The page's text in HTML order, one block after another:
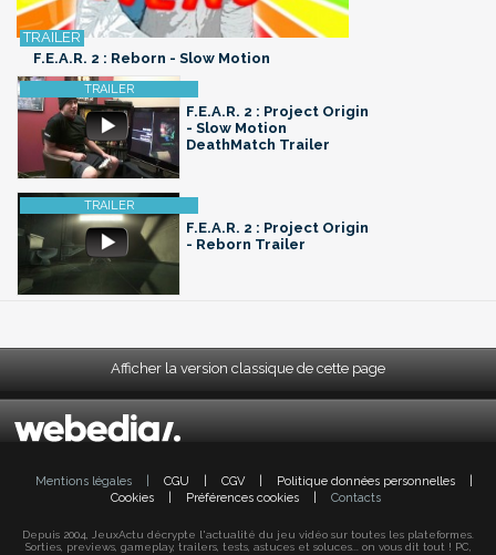
F.E.A.R. 2 : Reborn - Slow Motion
F.E.A.R. 2 : Project Origin
- Slow Motion
DeathMatch Trailer
F.E.A.R. 2 : Project Origin
- Reborn Trailer
Afficher la version classique de cette page
Mentions légales CGU CGV Politique données personnelles
Cookies
Préférences cookies Contacts
Depuis 2004, JeuxActu décrypte l'actualité du jeu vidéo sur toutes les plateformes.
Sorties, previews, gameplay, trailers, tests, astuces et soluces... on vous dit tout ! PC,